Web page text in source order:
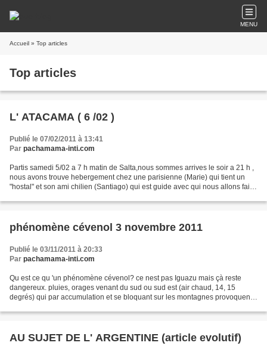
MENU
Accueil » Top articles
Top articles
L' ATACAMA ( 6 /02 )
Publié le 07/02/2011 à 13:41
Par pachamama-inti.com
Partis samedi 5/02 a 7 h matin de Salta,nous sommes arrives le soir a 21 h ,
nous avons trouve hebergement chez une parisienne (Marie) qui tient un
"hostal" et son ami chilien (Santiago) qui est guide avec qui nous allons faire
phénomène cévenol 3 novembre 2011
Publié le 03/11/2011 à 20:33
Par pachamama-inti.com
Qu est ce qu 'un phénomène cévenol? ce nest pas Iguazu mais çà reste
dangereux. pluies, orages venant du sud ou sud est (air chaud, 14, 15
degrés) qui par accumulation et se bloquant sur les montagnes provoquent
AU SUJET DE L' ARGENTINE (article evolutif)